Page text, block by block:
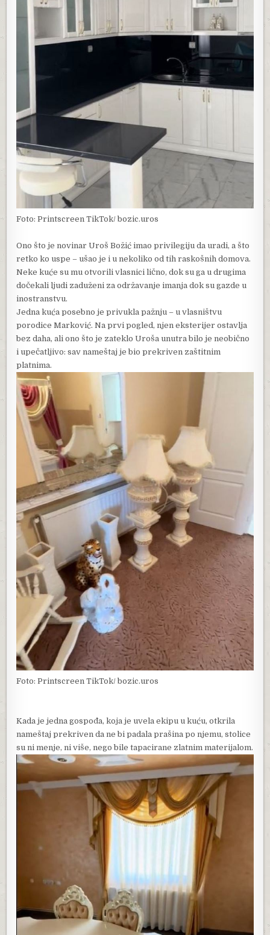
Foto: Printscreen TikTok/ bozic.uros
Ono što je novinar Uroš Božić imao privilegiju da uradi, a što
retko ko uspe – ušao je i u nekoliko od tih raskošnih domova.
Neke kuće su mu otvorili vlasnici lično, dok su ga u drugima
dočekali ljudi zaduženi za održavanje imanja dok su gazde u
inostranstvu.
Jedna kuća posebno je privukla pažnju – u vlasništvu
porodice Marković. Na prvi pogled, njen eksterijer ostavlja
bez daha, ali ono što je zateklo Uroša unutra bilo je neobično
i upečatljivo: sav nameštaj je bio prekriven zaštitnim
platnima.
Foto: Printscreen TikTok/ bozic.uros
Kada je jedna gospođa, koja je uvela ekipu u kuću, otkrila
nameštaj prekriven da ne bi padala prašina po njemu, stolice
su ni menje, ni više, nego bile tapacirane zlatnim materijalom.